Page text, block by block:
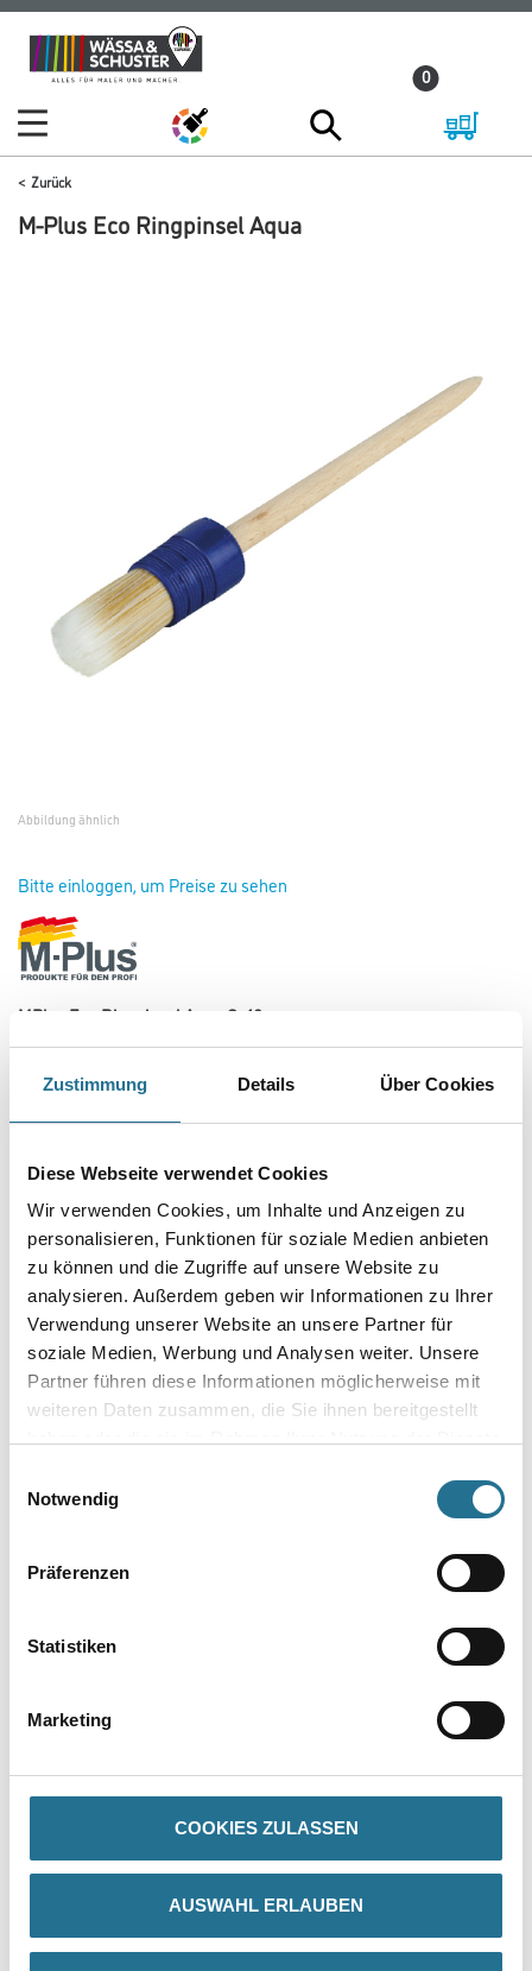
Zustimmung Details Über Cookies
Diese Webseite verwendet Cookies
Wir verwenden Cookies, um Inhalte und Anzeigen zu
personalisieren, Funktionen für soziale Medien anbieten
zu können und die Zugriffe auf unsere Website zu
analysieren. Außerdem geben wir Informationen zu Ihrer
Verwendung unserer Website an unsere Partner für
soziale Medien, Werbung und Analysen weiter. Unsere
Partner führen diese Informationen möglicherweise mit
weiteren Daten zusammen, die Sie ihnen bereitgestellt
Notwendig
Präferenzen
Statistiken
Marketing
COOKIES ZULASSEN
AUSWAHL ERLAUBEN
Zum
Inhalt
Zum
Navigationsmenü
0
Zurück
M-Plus Eco Ringpinsel Aqua
Abbildung ähnlich
Bitte einloggen, um Preise zu sehen
MPlus Eco Ringpinsel Aqua Gr.10
Art-Nr.:8086-000307
Geeignet für wasserbasierende Lacksysteme.
Borsten- / Haar-Länge in mm
Umrechnungsfaktoren
- Vollsynthetische Mischung M3
- Blauer Deckel
- Buchenholzstiel